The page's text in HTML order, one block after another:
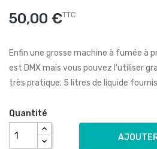
50,00 €TTC
Enfin une grosse machine à fumée à
est DMX mais vous pouvez l'utiliser
très pratique. 5 litres de liquide fournis
Quantité